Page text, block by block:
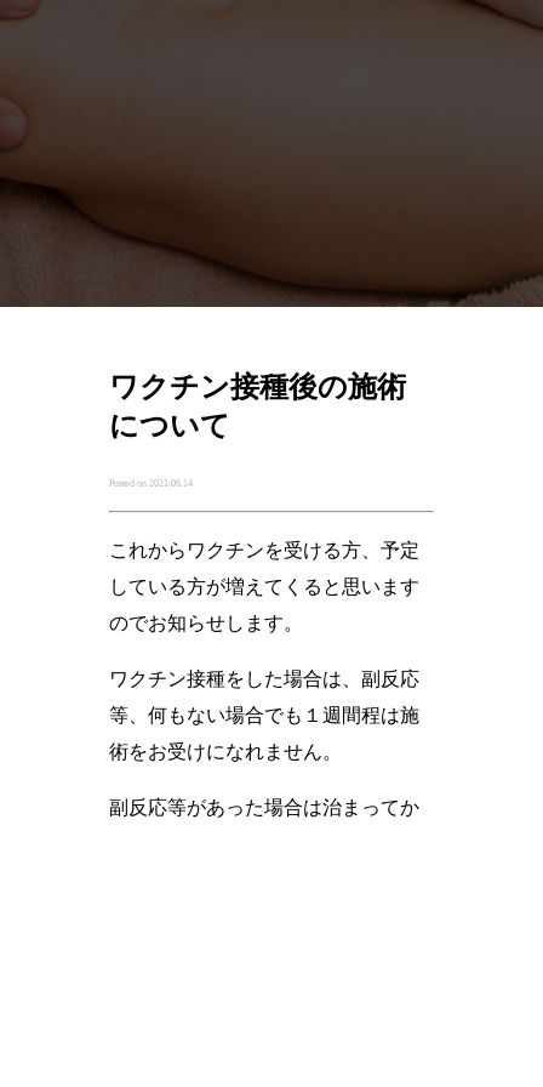
ワクチン接種後の施術
について
Posted on 2021.06.14
これからワクチンを受ける方、予定
している方が増えてくると思います
のでお知らせします。
ワクチン接種をした場合は、副反応
等、何もない場合でも１週間程は施
術をお受けになれません。
副反応等があった場合は治まってか